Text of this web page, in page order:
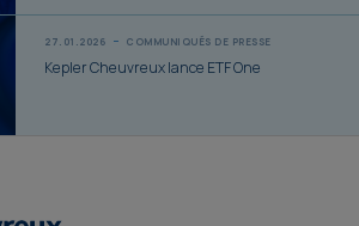
27.01.2026 COMMUNIQUÉS DE PRESSE
Kepler Cheuvreux lance ETF One